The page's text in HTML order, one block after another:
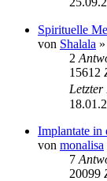
Spirituelle
von Shalala »
2
15612
Implantate in
von monalisa
7
20099